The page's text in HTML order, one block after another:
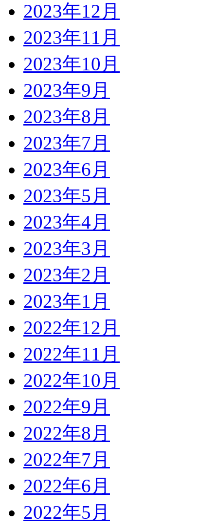
2023年12月
2023年11月
2023年10月
2023年9月
2023年8月
2023年7月
2023年6月
2023年5月
2023年4月
2023年3月
2023年2月
2023年1月
2022年12月
2022年11月
2022年10月
2022年9月
2022年8月
2022年7月
2022年6月
2022年5月